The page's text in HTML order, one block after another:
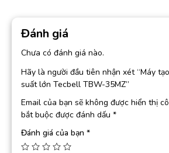
Đánh giá
Chưa có đánh giá nào.
Hãy là người đầu tiên nhận xét “Máy
suất lớn Tecbell TBW-35MZ”
Email của bạn sẽ không được hiển thị
bắt buộc được đánh dấu *
Đánh giá của bạn *